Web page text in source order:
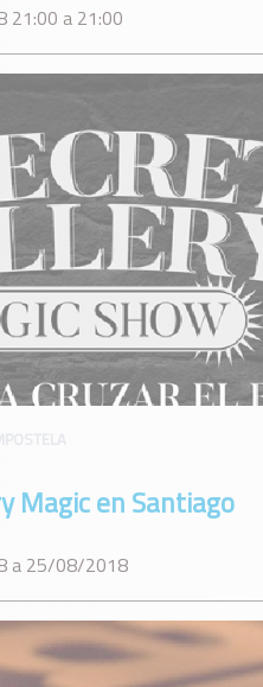
21:00 a 21:00
Magic en Santiago
a 25/08/2018